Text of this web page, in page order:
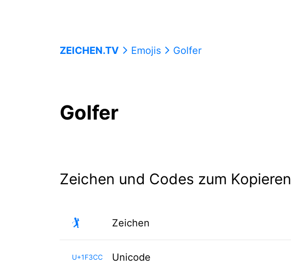
ZEICHEN.TV Emojis Golfer
Golfer
Zeichen und Codes zum Kopieren
🏌 Zeichen
U+1F3CC Unicode